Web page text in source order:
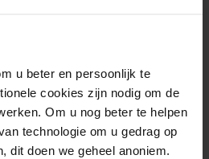
u beter en persoonlijk te
cookies zijn nodig om de
Om u nog beter te helpen
technologie om u gedrag op
dit doen we geheel anoniem.
65%